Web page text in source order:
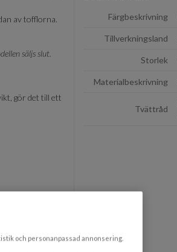
av tofflorna.
säljs slut.
gör det till ett
helst ett
Färgbeskrivning
Tillverkningsland
Storlek
Materialbeskrivning
Tvättråd
och personanpassad annonsering.